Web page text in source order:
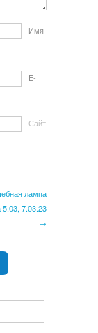
Имя
E-
Сайт
лампа
7.03.23
→